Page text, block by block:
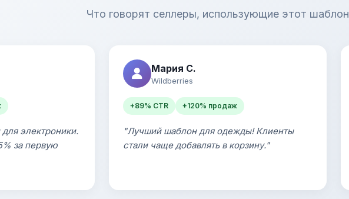
Что говорят селлеры, использующие этот шаблон
электроники.
за первую
Мария С.
Wildberries
+89% CTR +120% продаж
"Лучший шаблон для одежды! Клиенты
стали чаще добавлять в корзину."